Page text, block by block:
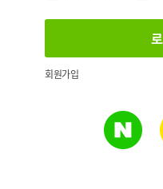
회원가입